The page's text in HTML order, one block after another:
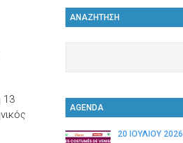
13
ΑΝΑΖΗΤΗΣΗ
AGENDA
20 ΙΟΥΛΊΟΥ 2026